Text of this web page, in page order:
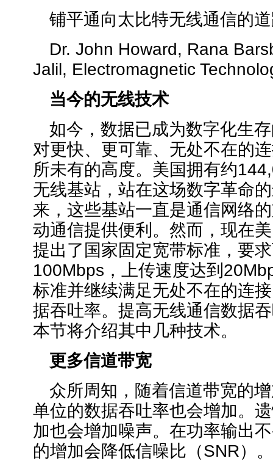
铺平通向太比特无线通信的
Dr. John Howard, Rana
Jalil, Electromagnetic
当今的无线技术
如今，数据已成为数字化生
对更快、更可靠、无处不在的
所未有的高度。美国拥有约
无线基站，站在这场数字革命
来，这些基站一直是通信网络
动通信提供便利。然而，现在
提出了国家固定宽带标准，要
100Mbps，上传速度达到
标准并继续满足无处不在的连
据吞吐率。提高无线通信数据
本节将介绍其中几种技术。
更多信道带宽
众所周知，随着信道带宽的
单位的数据吞吐率也会增加。
加也会增加噪声。在功率输出
的增加会降低信噪比（SNR）